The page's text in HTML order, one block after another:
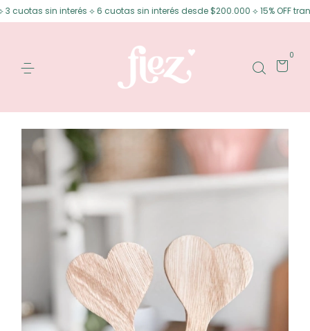
sin interés ⟡ 6 cuotas sin interés desde $200.000 ⟡ 15% OFF
0